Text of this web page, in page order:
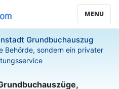
MENU
Grundbuchauszug
Behörde, sondern ein privater